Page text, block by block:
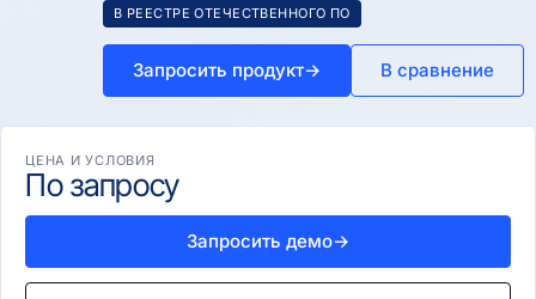
В РЕЕСТРЕ ОТЕЧЕСТВЕННОГО ПО
Запросить продукт→ В сравнение
ЦЕНА И УСЛОВИЯ
По запросу
Запросить демо→